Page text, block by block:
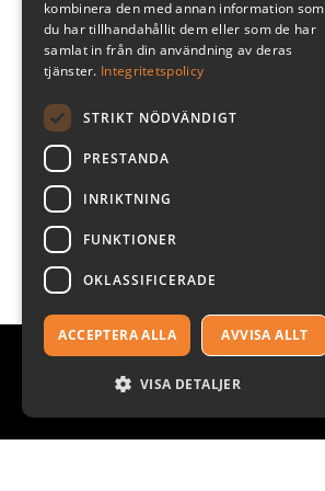
13 4
14
30
36
38
42
44
48 7
50 7
52
54 9
kombinera den med annan information som
du har tillhandahållit dem eller som de har
samlat in från din användning av deras
tjänster. Integritetspolicy
STRIKT NÖDVÄNDIGT
PRESTANDA
INRIKTNING
FUNKTIONER
OKLASSIFICERADE
ACCEPTERA ALLA AVVISA ALLT
VISA DETALJER